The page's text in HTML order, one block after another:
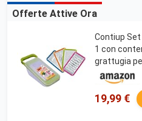
Offerte Attive Ora
Contiup
1 con
grattugia
in plastica,
19,99 €